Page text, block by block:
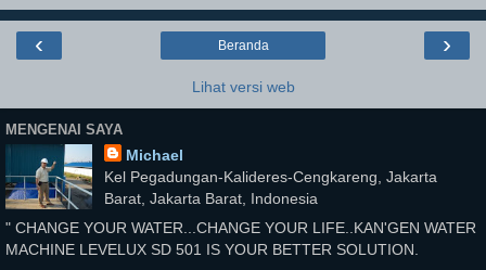
‹ ›
Beranda
Lihat versi web
MENGENAI SAYA
Michael
Kel Pegadungan-Kalideres-Cengkareng, Jakarta
Barat, Jakarta Barat, Indonesia
" CHANGE YOUR WATER...CHANGE YOUR LIFE..KAN'GEN WATER
MACHINE LEVELUX SD 501 IS YOUR BETTER SOLUTION.